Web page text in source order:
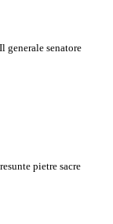
Tullio
senatore
pietre sacre